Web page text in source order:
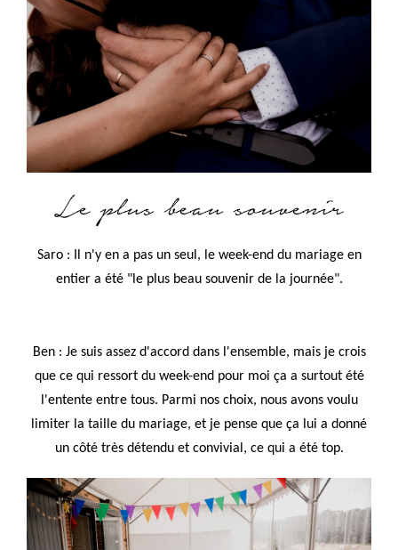
Saro : Il n'y en a pas un seul, le week-end du mariage en
entier a été "le plus beau souvenir de la journée".
Ben : Je suis assez d'accord dans l'ensemble, mais je crois
que ce qui ressort du week-end pour moi ça a surtout été
l'entente entre tous. Parmi nos choix, nous avons voulu
limiter la taille du mariage, et je pense que ça lui a donné
un côté très détendu et convivial, ce qui a été top.